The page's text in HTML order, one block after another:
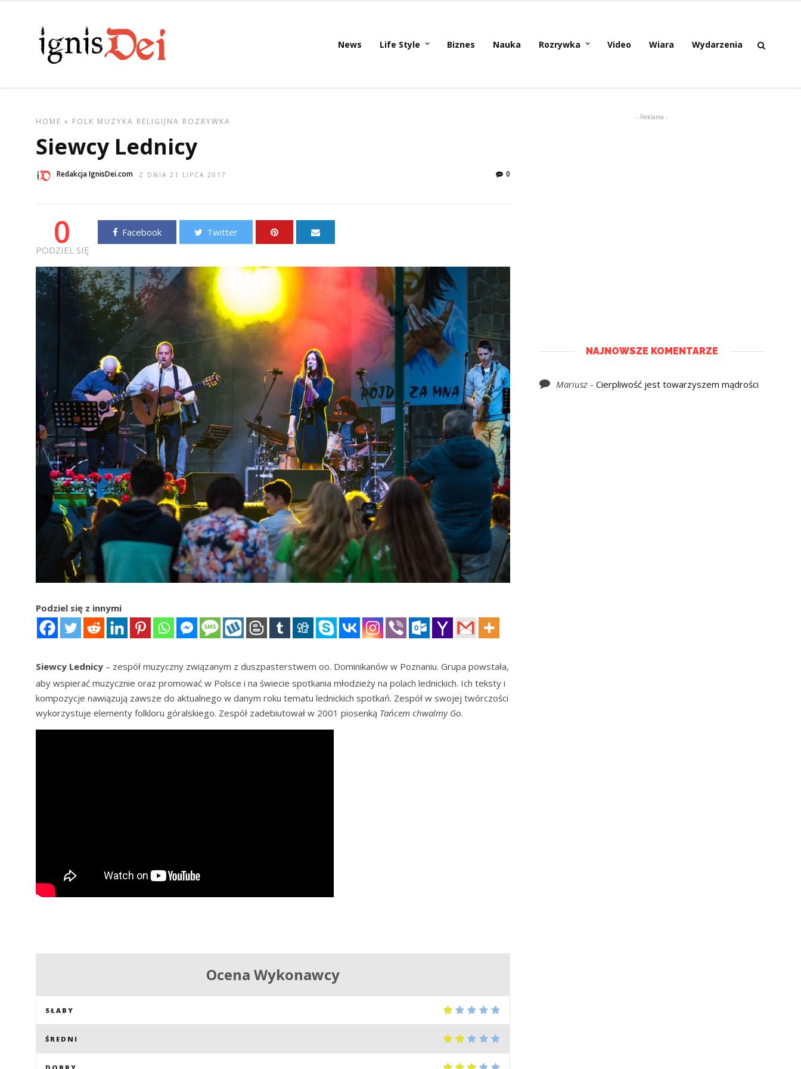
News Life Style Biznes Nauka Rozrywka Video Wiara Wydarzenia
HOME » FOLK MUZYKA RELIGIJNA ROZRYWKA
Siewcy Lednicy
Redakcja IgnisDei.com Z DNIA 21 LIPCA 2017 0
0
PODZIEL SIĘ
Facebook Twitter
Podziel się z innymi
Siewcy Lednicy – zespół muzyczny związanym z duszpasterstwem oo. Dominikanów w Poznaniu. Grupa powstała,
aby wspierać muzycznie oraz promować w Polsce i na świecie spotkania młodzieży na polach lednickich. Ich teksty i
kompozycje nawiązują zawsze do aktualnego w danym roku tematu lednickich spotkań. Zespół w swojej twórczości
wykorzystuje elementy folkloru góralskiego. Zespół zadebiutował w 2001 piosenką Tańcem chwalmy Go.
Ocena Wykonawcy
SŁABY
ŚREDNI
- Reklama -
NAJNOWSZE KOMENTARZE
Mariusz- Cierpliwość jest towarzyszem mądrości